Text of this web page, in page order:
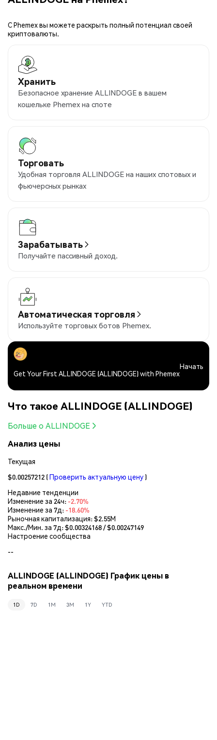
С Phemex вы можете раскрыть полный потенциал своей
криптовалюты.
Хранить
Безопасное хранение ALLINDOGE в вашем
кошельке Phemex на споте
Торговать
Удобная торговля ALLINDOGE на наших спотовых и
фьючерсных рынках
Зарабатывать
Получайте пассивный доход.
Автоматическая торговля
Используйте торговых ботов Phemex.
Get Your First ALLINDOGE (ALLINDOGE) with Phemex
Начать
Что такое ALLINDOGE (ALLINDOGE)
Больше о ALLINDOGE
Анализ цены
Текущая
$0.00257212 (Проверить актуальную цену )
Недавние тенденции
Изменение за 24ч: -2.70%
Изменение за 7д: -18.60%
Рыночная капитализация:$2.55M
Макс./Мин. за 7д: $0.00324168/ $0.00247149
Настроение сообщества
--
ALLINDOGE (ALLINDOGE) График цены в
реальном времени
1D 7D 1M 3M 1Y YTD